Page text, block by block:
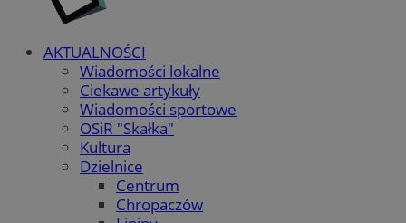
AKTUALNOŚCI
Wiadomości lokalne
Ciekawe artykuły
Wiadomości sportowe
OSiR "Skałka"
Kultura
Dzielnice
Centrum
Chropaczów